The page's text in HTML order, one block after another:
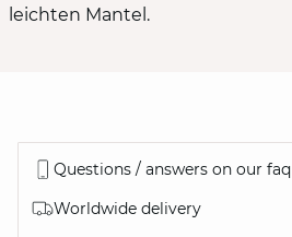
leichten Mantel.
Questions / answers on our faq
Worldwide delivery